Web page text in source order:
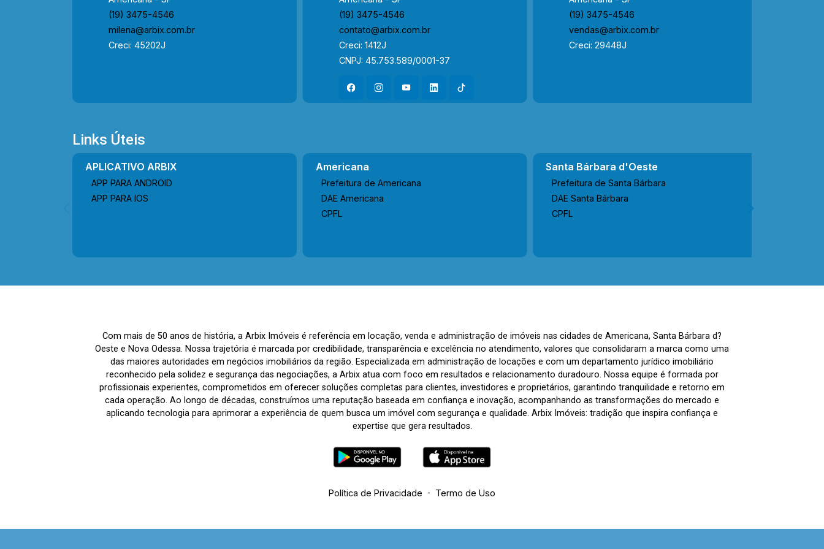
(19) 3475-4546
milena@arbix.com.br
Creci: 45202J
(19) 3475-4546
contato@arbix.com.br
Creci: 1412J
CNPJ: 45.753.589/0001-37
(19) 3475-4546
vendas@arbix.com.br
Creci: 29448J
Links Úteis
APLICATIVO ARBIX
APP PARA ANDROID
APP PARA IOS
Americana
Prefeitura de Americana
DAE Americana
CPFL
Santa Bárbara d'Oeste
Prefeitura de Santa Bárbara
DAE Santa Bárbara
CPFL
Com mais de 50 anos de história, a Arbix Imóveis é referência em locação, venda e administração de imóveis nas cidades de Americana, Santa Bárbara d?
Oeste e Nova Odessa. Nossa trajetória é marcada por credibilidade, transparência e excelência no atendimento, valores que consolidaram a marca como uma
das maiores autoridades em negócios imobiliários da região. Especializada em administração de locações e com um departamento jurídico imobiliário
reconhecido pela solidez e segurança das negociações, a Arbix atua com foco em resultados e relacionamento duradouro. Nossa equipe é formada por
profissionais experientes, comprometidos em oferecer soluções completas para clientes, investidores e proprietários, garantindo tranquilidade e retorno em
cada operação. Ao longo de décadas, construímos uma reputação baseada em confiança e inovação, acompanhando as transformações do mercado e
aplicando tecnologia para aprimorar a experiência de quem busca um imóvel com segurança e qualidade. Arbix Imóveis: tradição que inspira confiança e
expertise que gera resultados.
Política de Privacidade - Termo de Uso